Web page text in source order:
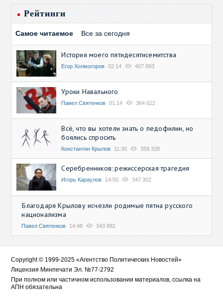
Рейтинги
Самое читаемое Все за сегодня
История моего пятидесятисемитства
Егор Холмогоров 02:14 407 893
Уроки Навального
Павел Святенков 01:14 364 622
Всё, что вы хотели знать о педофилии, но
боялись спросить
Константин Крылов 11:30 359 328
Серебренников: режиссерская трагедия
Игорь Караулов 14:50 347 302
Благодаря Крылову исчезли родимые пятна русского
национализма
Павел Святенков 14:48 343 882
Copyright © 1999-2025 «Агентство Политических Новостей»
Лицензия Минпечати Эл. №77-2792
При полном или частичном использовании материалов, ссылка на
АПН обязательна